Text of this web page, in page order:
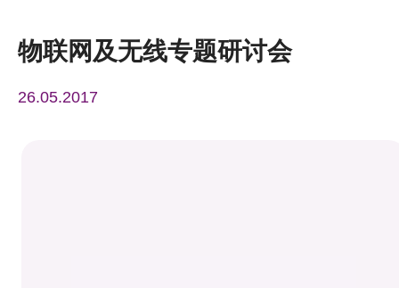
物联网及无线专题研讨会
26.05.2017